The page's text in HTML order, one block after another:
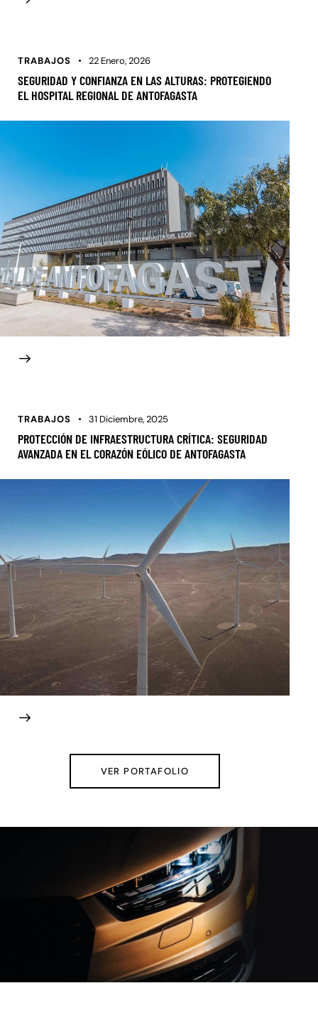
TRABAJOS 22 Enero, 2026
SEGURIDAD Y CONFIANZA EN LAS ALTURAS: PROTEGIENDO
EL HOSPITAL REGIONAL DE ANTOFAGASTA
TRABAJOS 31 Diciembre, 2025
PROTECCIÓN DE INFRAESTRUCTURA CRÍTICA: SEGURIDAD
AVANZADA EN EL CORAZÓN EÓLICO DE ANTOFAGASTA
VER PORTAFOLIO